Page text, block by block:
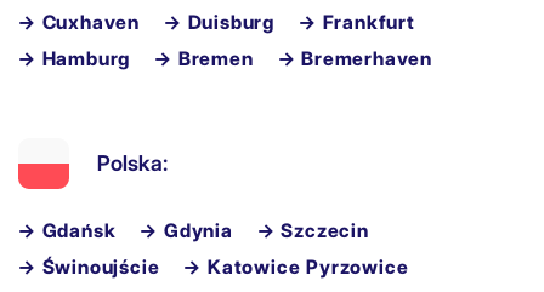
→ Cuxhaven → Duisburg
→ Frankfurt
→ Hamburg
→ Bremen → Bremerhaven
Polska:
→ Gdańsk → Gdynia
→ Szczecin
→ Świnoujście
→ Katowice Pyrzowice